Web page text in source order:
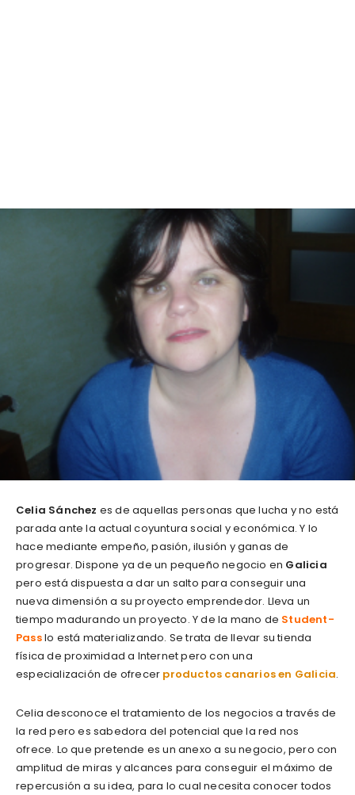
Celia Sánchez es de aquellas personas que lucha y no está
parada ante la actual coyuntura social y económica. Y lo
hace mediante empeño, pasión, ilusión y ganas de
progresar. Dispone ya de un pequeño negocio en Galicia
pero está dispuesta a dar un salto para conseguir una
nueva dimensión a su proyecto emprendedor. Lleva un
tiempo madurando un proyecto. Y de la mano de Student-
Passlo está materializando. Se trata de llevar su tienda
física de proximidad a Internet pero con una
especialización de ofrecer productos canarios en Galicia.
Celia desconoce el tratamiento de los negocios a través de
la red pero es sabedora del potencial que la red nos
ofrece. Lo que pretende es un anexo a su negocio, pero con
amplitud de miras y alcances para conseguir el máximo de
repercusión a su idea, para lo cual necesita conocer todos